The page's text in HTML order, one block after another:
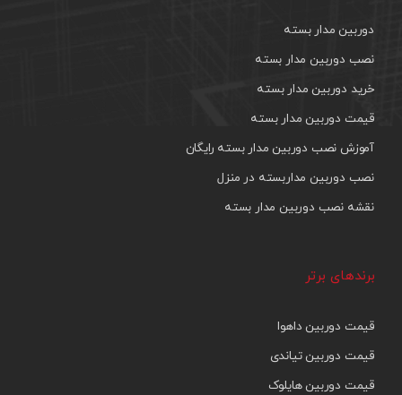
دوربین مدار بسته
نصب دوربین مدار بسته
خرید دوربین مدار بسته
قیمت دوربین مدار بسته
آموزش نصب دوربین مدار بسته رایگان
نصب دوربین مداربسته در منزل
نقشه نصب دوربین مدار بسته
برندهای برتر
قیمت دوربین داهوا
قیمت دوربین تیاندی
قیمت دوربین هایلوک